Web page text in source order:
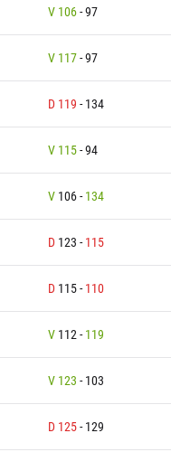
V 106-97
V 117-97
D 119 - 134
V 115-94
V 106- 134
D 123 - 115
D 115- 110
V 112- 119
V 123 - 103
D 125- 129